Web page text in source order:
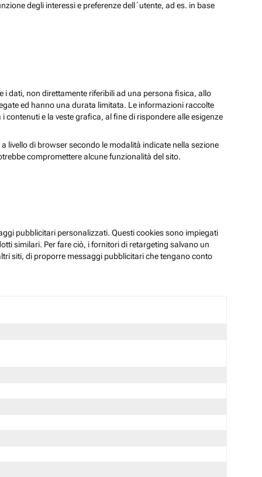
degli interessi e preferenze dell´utente, ad es. in base
i dati, non direttamente riferibili ad una persona fisica, allo
ed hanno una durata limitata. Le informazioni raccolte
e la veste grafica, al fine di rispondere alle esigenze
livello di browser secondo le modalità indicate nella sezione
compromettere alcune funzionalità del sito.
pubblicitari personalizzati. Questi cookies sono impiegati
similari. Per fare ciò, i fornitori di retargeting salvano un
siti, di proporre messaggi pubblicitari che tengano conto